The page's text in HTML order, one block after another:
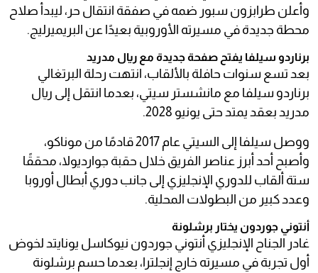
وأعلن طرابزون سبور ضمه في صفقة انتقال حر، ليبدأ صلاح
محطة جديدة في مسيرته الأوروبية بعيدًا عن البريميرليج.
برناردو سيلفا يفتح صفحة جديدة مع ريال مدريد
بعد تسع سنوات حافلة بالألقاب، انتهت رحلة البرتغالي
برناردو سيلفا مع مانشستر سيتي، بعدما انتقل إلى ريال
مدريد بعقد يمتد حتى يونيو 2028.
ووصل سيلفا إلى السيتي عام 2017 قادمًا من موناكو،
وأصبح أحد أبرز عناصر الفريق خلال حقبة جوارديولا، محققًا
ستة ألقاب للدوري الإنجليزي إلى جانب دوري أبطال أوروبا
وعدد كبير من البطولات المحلية.
أنتوني جوردون يختار برشلونة
غادر الجناح الإنجليزي أنتوني جوردون نيوكاسل يونايتد لخوض
أول تجربة في مسيرته خارج إنجلترا، بعدما حسم برشلونة